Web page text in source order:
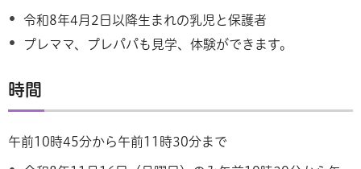
令和8年4月2日以降生まれの乳児と保護者
プレママ、プレパパも見学、体験ができます。
時間
午前10時45分から午前11時30分まで